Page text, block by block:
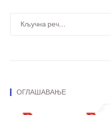
ОГЛАШАВАЊЕ